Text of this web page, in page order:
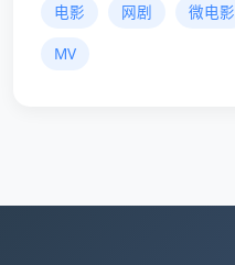
电影 网剧 微电影
MV